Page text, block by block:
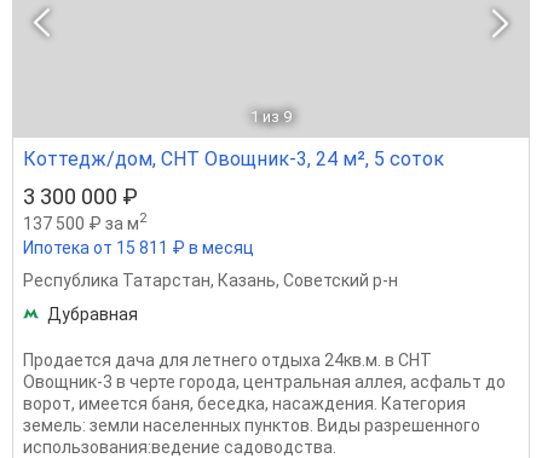
1 из 9
Коттедж/дом, СНТ Овощник-3, 24 м², 5 соток
3 300 000 ₽
137 500 ₽ за м2
Ипотека от 15 811 ₽ в месяц
Республика Татарстан, Казань, Советский р-н
Дубравная
Продается дача для летнего отдыха 24кв.м. в СНТ
Овощник-3 в черте города, центральная аллея, асфальт до
ворот, имеется баня, беседка, насаждения. Категория
земель: земли населенных пунктов. Виды разрешенного
использования:ведение садоводства.